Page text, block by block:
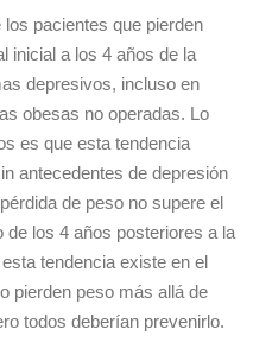
pacientes que pierden
inicial a los 4 años de la
depresivos, incluso en
obesas no operadas. Lo
es que esta tendencia
antecedentes de depresión
de peso no supere el
de los 4 años posteriores a la
tendencia existe en el
pierden peso más allá de
todos deberían prevenirlo.